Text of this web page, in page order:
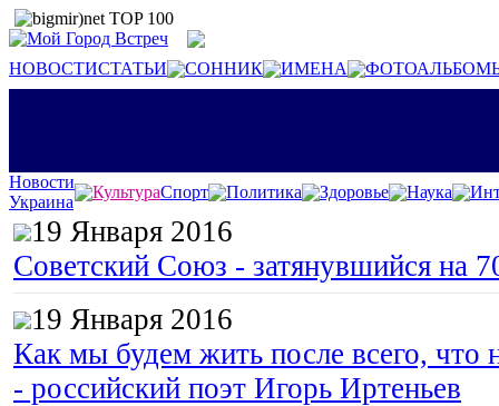
НОВОСТИСТАТЬИ СОННИК ИМЕНА
Новости
Украина
КультураСпорт Политика Здоровье Наука
19 Января 2016
Советский Союз - затянувшийся на
19 Января 2016
Как мы будем жить после всего, что
- российский поэт Игорь Иртеньев